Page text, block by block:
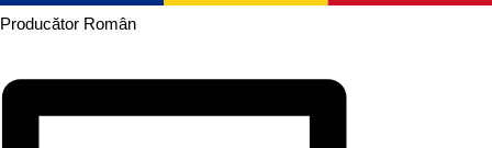
Producător Român